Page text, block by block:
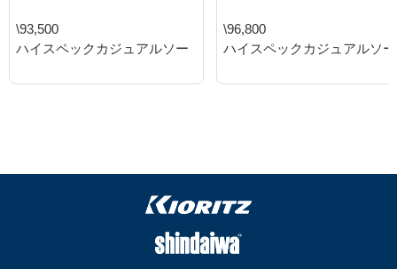
\93,500
ハイスペックカジュアルソー
\96,800
ハイスペックカジュアルソー